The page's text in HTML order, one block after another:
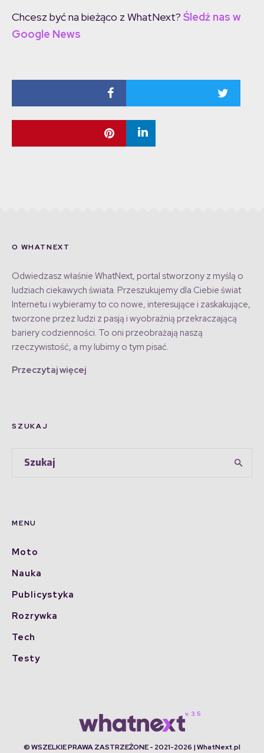
Chcesz być na bieżąco z WhatNext? Śledź nas w
Google News
O WHATNEXT
Odwiedzasz właśnie WhatNext, portal stworzony z myślą o
ludziach ciekawych świata. Przeszukujemy dla Ciebie świat
Internetu i wybieramy to co nowe, interesujące i zaskakujące,
tworzone przez ludzi z pasją i wyobraźnią przekraczającą
bariery codzienności. To oni przeobrażają naszą
rzeczywistość, a my lubimy o tym pisać.
Przeczytaj więcej
SZUKAJ
MENU
Moto
Nauka
Publicystyka
Rozrywka
Tech
Testy
© WSZELKIE PRAWA ZASTRZEŻONE - 2021-2026 | WhatNext.pl